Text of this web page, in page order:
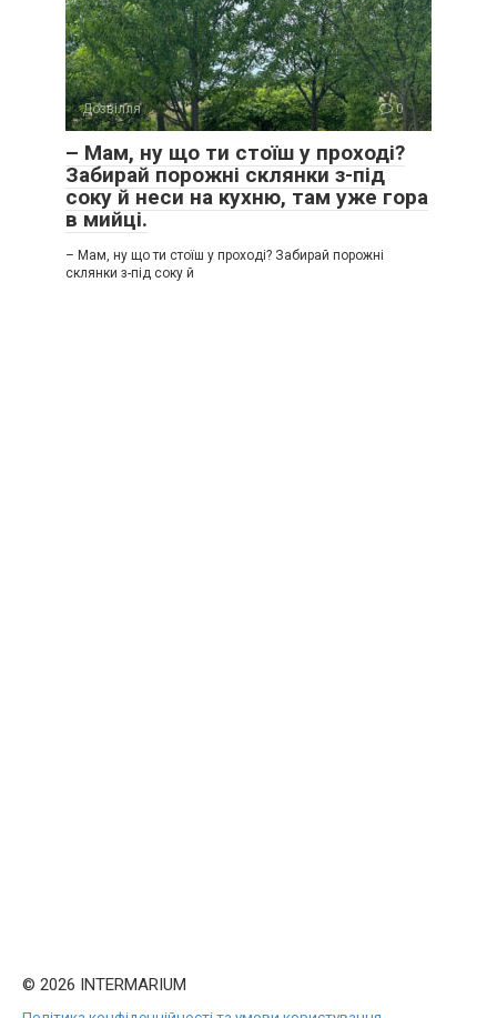
Дозвілля 0
– Мам, ну що ти стоїш у проході?
Забирай порожні склянки з-під
соку й неси на кухню, там уже гора
в мийці.
– Мам, ну що ти стоїш у проході? Забирай порожні
склянки з-під соку й
© 2026 INTERMARIUM